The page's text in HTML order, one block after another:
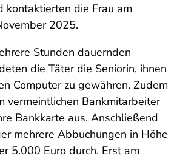
kontaktierten die Frau am
2025.
Stunden dauernden
die Täter die Seniorin, ihnen
Computer zu gewähren. Zudem
vermeintlichen Bankmitarbeiter
Bankkarte aus. Anschließend
mehrere Abbuchungen in Höhe
5.000 Euro durch. Erst am